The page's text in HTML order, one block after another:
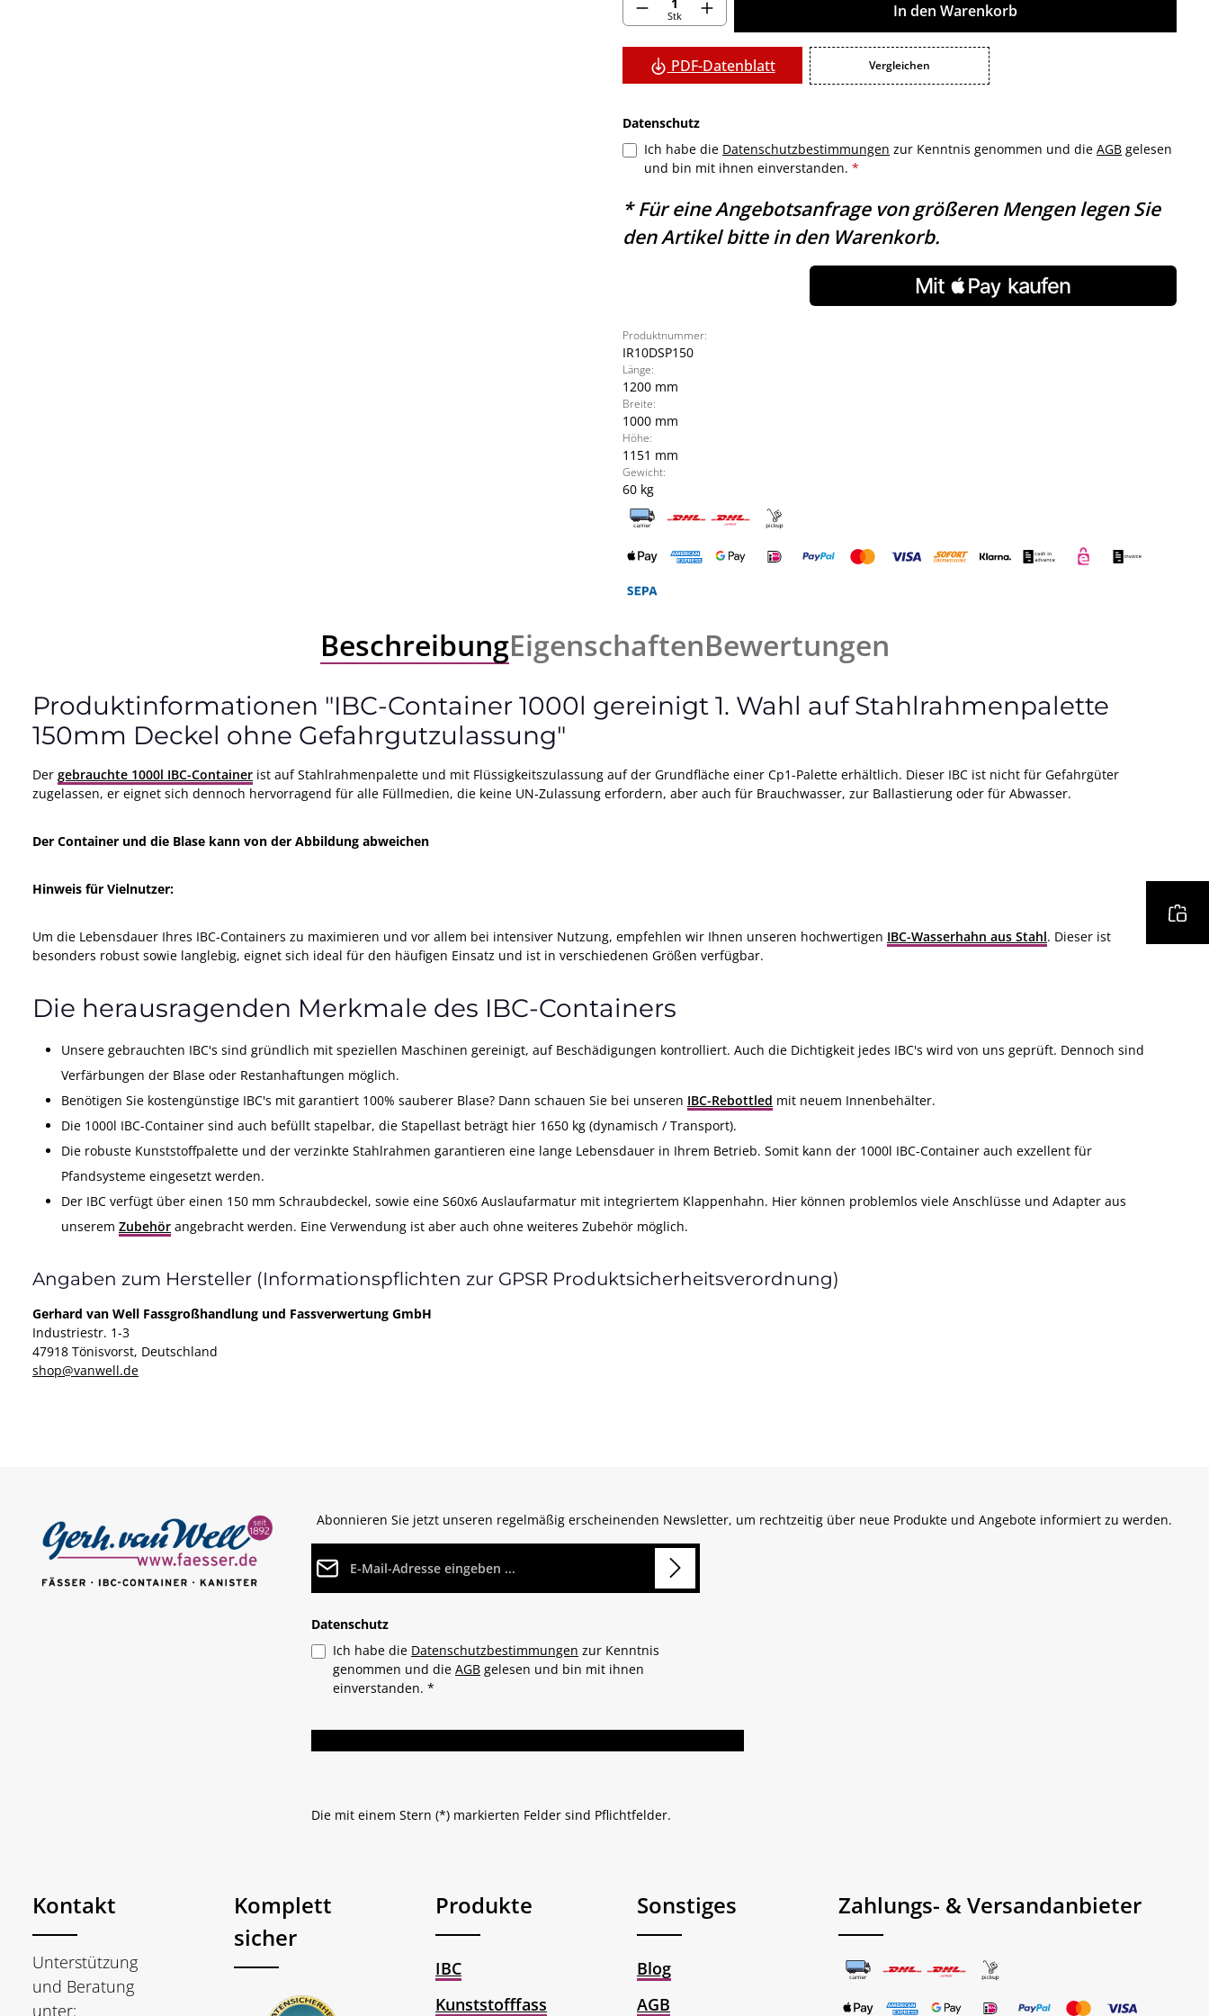
Stk In den Warenkorb
PDF-Datenblatt Vergleichen
Datenschutz
Ich habe die Datenschutzbestimmungen zur Kenntnis genommen und die AGB gelesen
und bin mit ihnen einverstanden. *
* Für eine Angebotsanfrage von größeren Mengen legen Sie
den Artikel bitte in den Warenkorb.
Produktnummer:
IR10DSP150
Länge:
1200 mm
Breite:
1000 mm
Höhe:
1151 mm
Gewicht:
60 kg
BeschreibungEigenschaftenBewertungen
Produktinformationen "IBC-Container 1000l gereinigt 1. Wahl auf Stahlrahmenpalette
150mm Deckel ohne Gefahrgutzulassung"
Der gebrauchte 1000l IBC-Container ist auf Stahlrahmenpalette und mit Flüssigkeitszulassung auf der Grundfläche einer Cp1-Palette erhältlich. Dieser IBC ist nicht für Gefahrgüter
zugelassen, er eignet sich dennoch hervorragend für alle Füllmedien, die keine UN-Zulassung erfordern, aber auch für Brauchwasser, zur Ballastierung oder für Abwasser.
Der Container und die Blase kann von der Abbildung abweichen
Hinweis für Vielnutzer:
Um die Lebensdauer Ihres IBC-Containers zu maximieren und vor allem bei intensiver Nutzung, empfehlen wir Ihnen unseren hochwertigen IBC-Wasserhahn aus Stahl. Dieser ist
besonders robust sowie langlebig, eignet sich ideal für den häufigen Einsatz und ist in verschiedenen Größen verfügbar.
Die herausragenden Merkmale des IBC-Containers
Unsere gebrauchten IBC's sind gründlich mit speziellen Maschinen gereinigt, auf Beschädigungen kontrolliert. Auch die Dichtigkeit jedes IBC's wird von uns geprüft. Dennoch sind
Verfärbungen der Blase oder Restanhaftungen möglich.
Benötigen Sie kostengünstige IBC's mit garantiert 100% sauberer Blase? Dann schauen Sie bei unseren IBC-Rebottled mit neuem Innenbehälter.
Die 1000l IBC-Container sind auch befüllt stapelbar, die Stapellast beträgt hier 1650 kg (dynamisch / Transport).
Die robuste Kunststoffpalette und der verzinkte Stahlrahmen garantieren eine lange Lebensdauer in Ihrem Betrieb. Somit kann der 1000l IBC-Container auch exzellent für
Pfandsysteme eingesetzt werden.
Der IBC verfügt über einen 150 mm Schraubdeckel, sowie eine S60x6 Auslaufarmatur mit integriertem Klappenhahn. Hier können problemlos viele Anschlüsse und Adapter aus
unserem Zubehör angebracht werden. Eine Verwendung ist aber auch ohne weiteres Zubehör möglich.
Angaben zum Hersteller (Informationspflichten zur GPSR Produktsicherheitsverordnung)
Gerhard van Well Fassgroßhandlung und Fassverwertung GmbH
Industriestr. 1-3
47918 Tönisvorst, Deutschland
shop@vanwell.de
Abonnieren Sie jetzt unseren regelmäßig erscheinenden Newsletter, um rechtzeitig über neue Produkte und Angebote informiert zu werden.
Datenschutz
Ich habe die Datenschutzbestimmungen zur Kenntnis
genommen und die AGB gelesen und bin mit ihnen
einverstanden. *
Die mit einem Stern (*) markierten Felder sind Pflichtfelder.
Kontakt
Unterstützung
und Beratung
unter:
Komplett
sicher
Produkte
IBC
Kunststofffass
Sonstiges
Blog
AGB
Zahlungs- & Versandanbieter